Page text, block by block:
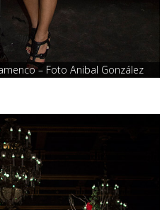
– Foto Anibal González